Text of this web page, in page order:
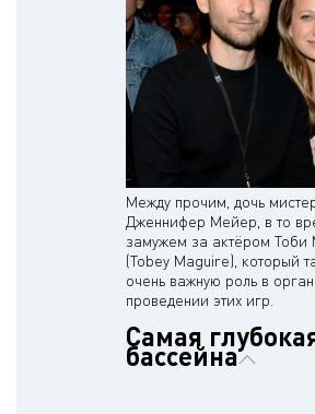
Между прочим, дочь
Дженнифер Мейер, в то
замужем за актёром Тоби
(Tobey Maguire), который
очень важную роль в
проведении этих игр.
Самая
бассейна